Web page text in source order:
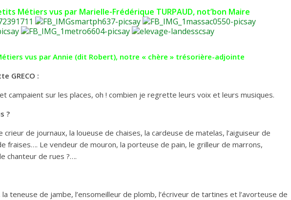
Métiers vus par Marielle-Frédérique TURPAUD, not’bon Maire
vus par Annie (dit Robert), notre « chère » trésorière-adjointe
GRECO :
campaient sur les places, oh ! combien je regrette leurs voix et leurs musiques.
?
crieur de journaux, la loueuse de chaises, la cardeuse de matelas, l’aiguiseur de
fraises…. Le vendeur de mouron, la porteuse de pain, le grilleur de marrons,
chanteur de rues ?….
la teneuse de jambe, l’ensomeilleur de plomb, l’écriveur de tartines et l’avorteuse de